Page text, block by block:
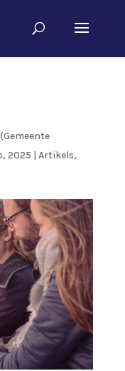
2025 | Artikels,